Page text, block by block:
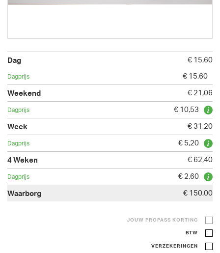
€ 15,60
€ 15,60
€ 21,06
€ 10,53
€ 31,20
€ 5,20
€ 62,40
€ 2,60
€ 150,00
JOUW PROPASS KORTING
BTW
VERZEKERINGEN